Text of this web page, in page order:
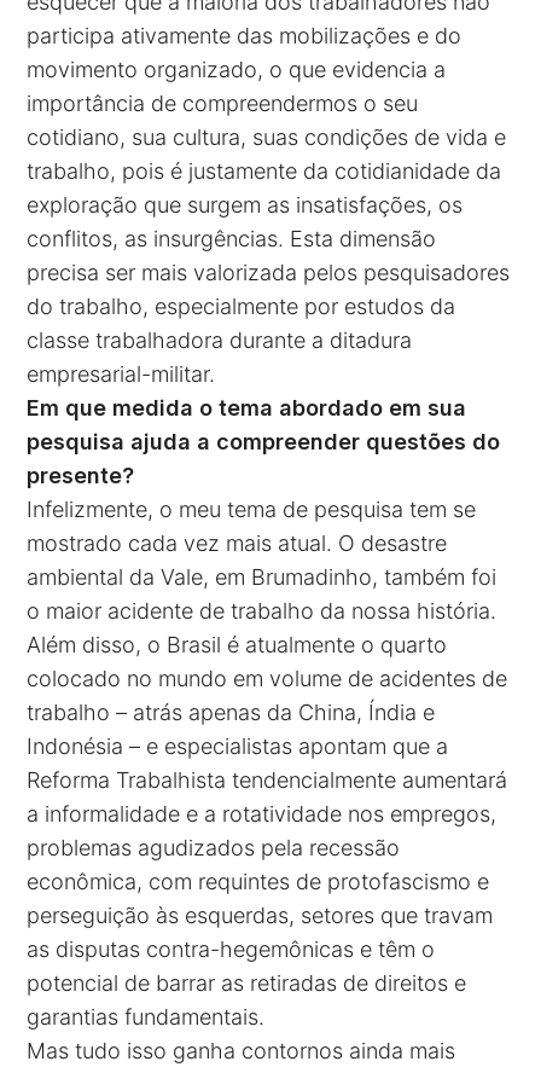
participa ativamente das mobilizações e do
movimento organizado, o que evidencia a
importância de compreendermos o seu
cotidiano, sua cultura, suas condições de vida e
trabalho, pois é justamente da cotidianidade da
exploração que surgem as insatisfações, os
conflitos, as insurgências. Esta dimensão
precisa ser mais valorizada pelos pesquisadores
do trabalho, especialmente por estudos da
classe trabalhadora durante a ditadura
empresarial-militar.
Em que medida o tema abordado em sua
pesquisa ajuda a compreender questões do
presente?
Infelizmente, o meu tema de pesquisa tem se
mostrado cada vez mais atual. O desastre
ambiental da Vale, em Brumadinho, também foi
o maior acidente de trabalho da nossa história.
Além disso, o Brasil é atualmente o quarto
colocado no mundo em volume de acidentes de
trabalho – atrás apenas da China, Índia e
Indonésia – e especialistas apontam que a
Reforma Trabalhista tendencialmente aumentará
a informalidade e a rotatividade nos empregos,
problemas agudizados pela recessão
econômica, com requintes de protofascismo e
perseguição às esquerdas, setores que travam
as disputas contra-hegemônicas e têm o
potencial de barrar as retiradas de direitos e
garantias fundamentais.
Mas tudo isso ganha contornos ainda mais